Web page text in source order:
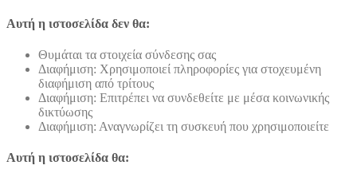
Αυτή η ιστοσελίδα δεν θα:
Θυμάται τα στοιχεία σύνδεσης σας
Διαφήμιση: Χρησιμοποιεί πληροφορίες για στοχευμένη
διαφήμιση από τρίτους
Διαφήμιση: Επιτρέπει να συνδεθείτε με μέσα κοινωνικής
δικτύωσης
Διαφήμιση: Αναγνωρίζει τη συσκευή που χρησιμοποιείτε
Αυτή η ιστοσελίδα θα: